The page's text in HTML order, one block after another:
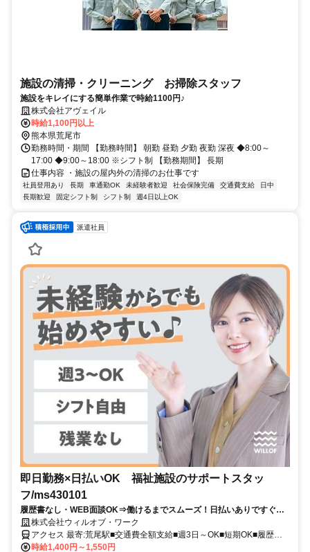
施設の清掃・クリーニング お掃除スタッフ
施設をキレイにする簡単作業で時給1100円♪
株式会社アヴェイル
時給1,100円以上
熊本県荒尾市
勤務時間・期間 【勤務時間】 朝勤 昼勤 夕勤 夜勤 深夜 ◆8:00～
17:00 ◆9:00～18:00 ※シフト制 【勤務期間】 長期
仕事内容 ・施設の屋内外の清掃のお仕事です
社員登用あり 長期 車通勤OK 未経験者歓迎 社会保険完備 交通費支給
日中
長期歓迎
固定シフト制 シフト制 週4日以上OK
派遣社員
即日勤務×日払いOK 福祉施設のサポートスタッ
フ/ms430101
履歴書なし・WEB面談OK⇒働けるまでスムーズ！日払いありですぐ稼
げる★介護デビュー応援！
株式会社ウィルオブ・ワーク
アクセス 最寄:荒尾駅■交通費全額支給■週3日～OK■短期OK■履歴書
不要
時給1,400円～1,550円